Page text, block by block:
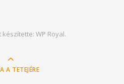
készítette: WP Royal.
A TETEJÉRE